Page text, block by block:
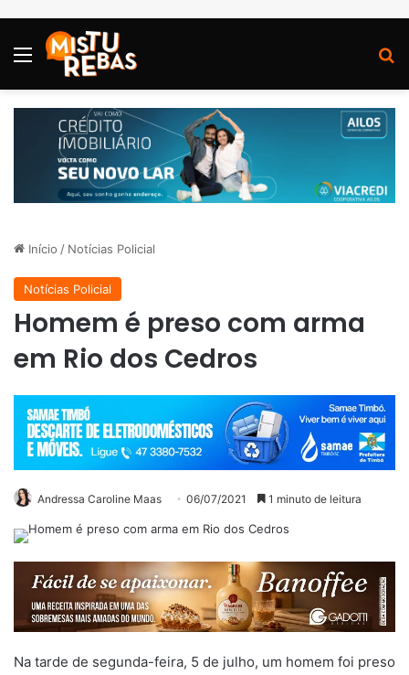
Menu
Início / Notícias Policial
Notícias Policial
Homem é preso com arma
em Rio dos Cedros
Andressa Caroline Maas 06/07/2021 1 minuto de leitura
Na tarde de segunda-feira, 5 de julho, um homem foi preso